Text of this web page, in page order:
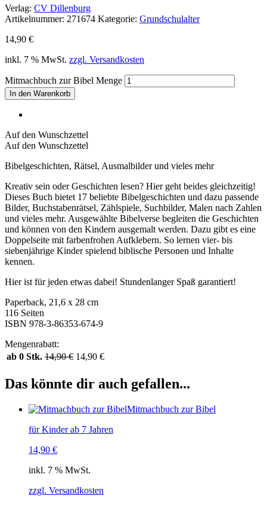
Verlag: CV Dillenburg
Artikelnummer: 271674 Kategorie: Grundschulalter
14,90 €
inkl. 7 % MwSt. zzgl. Versandkosten
Mitmachbuch zur Bibel Menge
In den Warenkorb
Auf den Wunschzettel
Auf den Wunschzettel
Bibelgeschichten, Rätsel, Ausmalbilder und vieles mehr
Kreativ sein oder Geschichten lesen? Hier geht beides gleichzeitig!
Dieses Buch bietet 17 beliebte Bibelgeschichten und dazu passende
Bilder, Buchstabenrätsel, Zählspiele, Suchbilder, Malen nach Zahlen
und vieles mehr. Ausgewählte Bibelverse begleiten die Geschichten
und können von den Kindern ausgemalt werden. Dazu gibt es eine
Doppelseite mit farbenfrohen Aufklebern. So lernen vier- bis
siebenjährige Kinder spielend biblische Personen und Inhalte
kennen.
Hier ist für jeden etwas dabei! Stundenlanger Spaß garantiert!
Paperback, 21,6 x 28 cm
116 Seiten
ISBN 978-3-86353-674-9
Mengenrabatt:
ab 0 Stk. 14,90€ 14,90 €
Das könnte dir auch gefallen...
Mitmachbuch zur Bibel
für Kinder ab 7 Jahren
14,90 €
inkl. 7 % MwSt.
zzgl. Versandkosten